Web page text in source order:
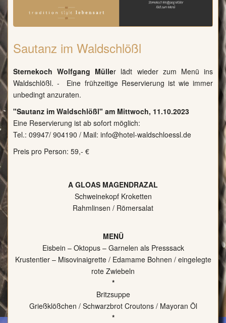
Sautanz im Waldschlößl
Sternekoch Wolfgang Müller lädt wieder zum Menü ins
Waldschlößl. - Eine frühzeitige Reservierung ist wie immer
unbedingt anzuraten.
"Sautanz im Waldschlößl" am Mittwoch, 11.10.2023
Eine Reservierung ist ab sofort möglich:
Tel.: 09947/ 904190 / Mail: info@hotel-waldschloessl.de
Preis pro Person: 59,- €
A GLOAS MAGENDRAZAL
Schweinekopf Kroketten
Rahmlinsen / Römersalat
MENÜ
Eisbein – Oktopus – Garnelen als Presssack
Krustentier – Misovinaigrette / Edamame Bohnen / eingelegte
rote Zwiebeln
*
Britzsuppe
Grießklößchen / Schwarzbrot Croutons / Mayoran Öl
*